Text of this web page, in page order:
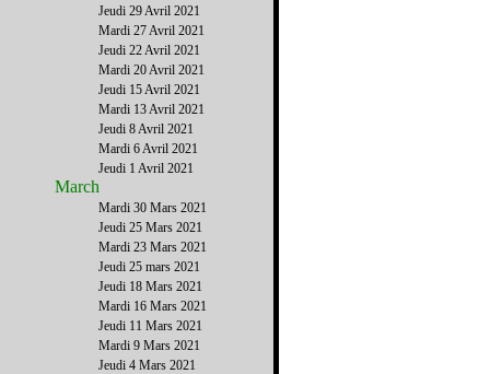
Jeudi 29 Avril 2021
Mardi 27 Avril 2021
Jeudi 22 Avril 2021
Mardi 20 Avril 2021
Jeudi 15 Avril 2021
Mardi 13 Avril 2021
Jeudi 8 Avril 2021
Mardi 6 Avril 2021
Jeudi 1 Avril 2021
March
Mardi 30 Mars 2021
Jeudi 25 Mars 2021
Mardi 23 Mars 2021
Jeudi 25 mars 2021
Jeudi 18 Mars 2021
Mardi 16 Mars 2021
Jeudi 11 Mars 2021
Mardi 9 Mars 2021
Jeudi 4 Mars 2021